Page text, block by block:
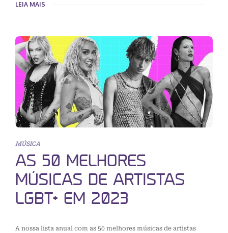
LEIA MAIS
MÚSICA
AS 50 MELHORES
MÚSICAS DE ARTISTAS
LGBT+ EM 2023
A nossa lista anual com as 50 melhores músicas de artistas